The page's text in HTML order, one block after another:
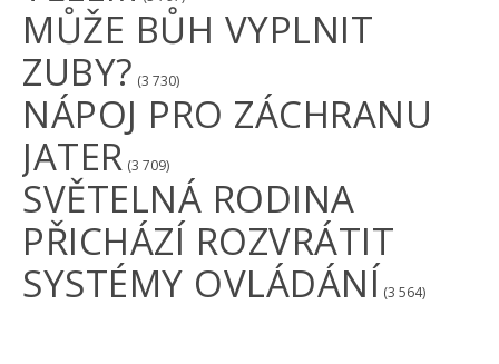
MŮŽE BŮH VYPLNIT
ZUBY? (3 730)
NÁPOJ PRO ZÁCHRANU
JATER (3 709)
SVĚTELNÁ RODINA
PŘICHÁZÍ ROZVRÁTIT
SYSTÉMY OVLÁDÁNÍ (3 564)